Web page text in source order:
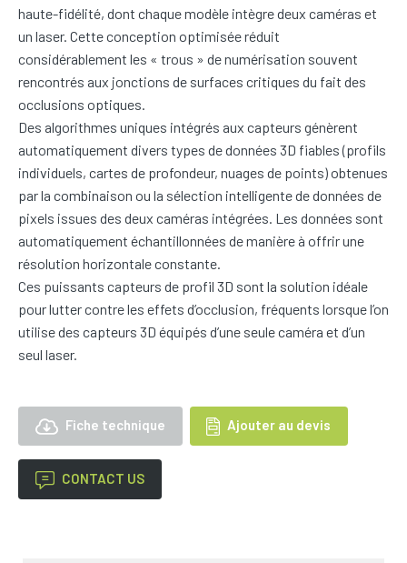
haute-fidélité, dont chaque modèle intègre deux caméras et
un laser. Cette conception optimisée réduit
considérablement les « trous » de numérisation souvent
rencontrés aux jonctions de surfaces critiques du fait des
occlusions optiques.
Des algorithmes uniques intégrés aux capteurs génèrent
automatiquement divers types de données 3D fiables (profils
individuels, cartes de profondeur, nuages de points) obtenues
par la combinaison ou la sélection intelligente de données de
pixels issues des deux caméras intégrées. Les données sont
automatiquement échantillonnées de manière à offrir une
résolution horizontale constante.
Ces puissants capteurs de profil 3D sont la solution idéale
pour lutter contre les effets d’occlusion, fréquents lorsque l’on
utilise des capteurs 3D équipés d’une seule caméra et d’un
seul laser.
Fiche technique Ajouter au devis
CONTACT US